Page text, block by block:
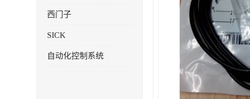
西门子
SICK
自动化控制系统